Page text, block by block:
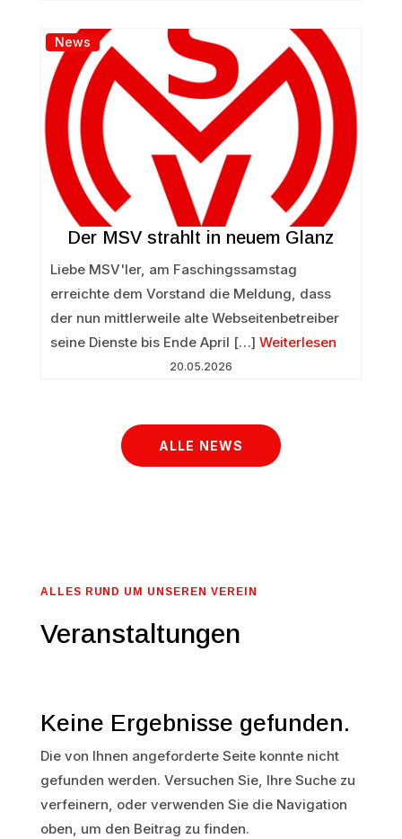
Der MSV strahlt in neuem Glanz
Liebe MSV'ler, am Faschingssamstag
erreichte dem Vorstand die Meldung, dass
der nun mittlerweile alte Webseitenbetreiber
seine Dienste bis Ende April […] Weiterlesen
News
20.05.2026
ALLE NEWS
ALLES RUND UM UNSEREN VEREIN
Veranstaltungen
Keine Ergebnisse gefunden.
Die von Ihnen angeforderte Seite konnte nicht
gefunden werden. Versuchen Sie, Ihre Suche zu
verfeinern, oder verwenden Sie die Navigation
oben, um den Beitrag zu finden.